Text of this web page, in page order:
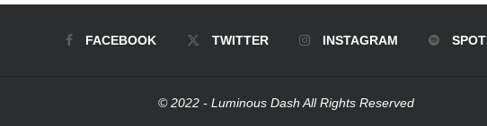
FACEBOOK TWITTER INSTAGRAM
© 2022 - Luminous Dash All Rights Reserved